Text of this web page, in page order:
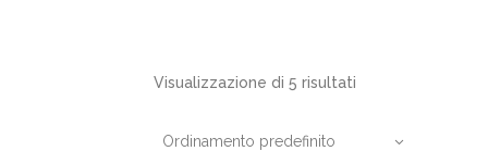
Visualizzazione di 5 risultati
Ordinamento predefinito